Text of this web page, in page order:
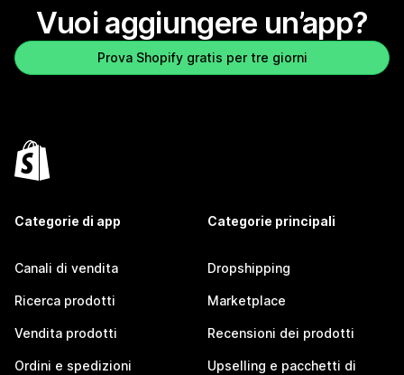
Vuoi aggiungere un’app?
Prova Shopify gratis per tre giorni
Categorie di app
Canali di vendita
Ricerca prodotti
Vendita prodotti
Ordini e spedizioni
Categorie principali
Dropshipping
Marketplace
Recensioni dei prodotti
Upselling e pacchetti di